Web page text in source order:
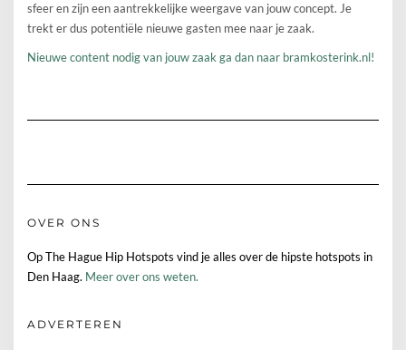
sfeer en zijn een aantrekkelijke weergave van jouw concept. Je
trekt er dus potentiële nieuwe gasten mee naar je zaak.
Nieuwe content nodig van jouw zaak ga dan naar bramkosterink.nl!
OVER ONS
Op The Hague Hip Hotspots vind je alles over de hipste hotspots in
Den Haag. Meer over ons weten.
ADVERTEREN